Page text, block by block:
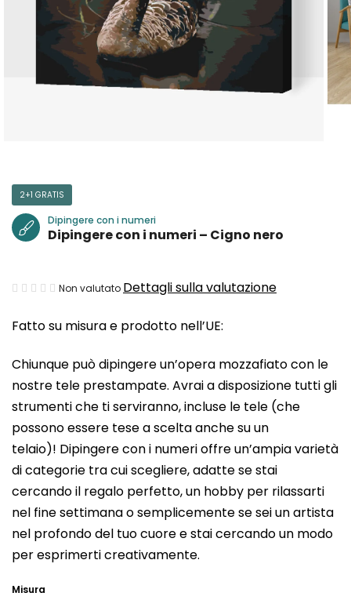
Fatto su misura e prodotto nell’UE:
Chiunque può dipingere un’opera mozzafiato con le
nostre tele prestampate. Avrai a disposizione tutti gli
strumenti che ti serviranno, incluse le tele (che
possono essere tese a scelta anche su un
telaio)! Dipingere con i numeri offre un’ampia varietà
di categorie tra cui scegliere, adatte se stai
cercando il regalo perfetto, un hobby per rilassarti
nel fine settimana o semplicemente se sei un artista
nel profondo del tuo cuore e stai cercando un modo
per esprimerti creativamente.
Misura
2+1 GRATIS
Dipingere con i numeri
Dipingere con i numeri – Cigno nero
La
media
prodotto
è
0,0
su
5
stelle.
Non valutato Dettagli sulla valutazione